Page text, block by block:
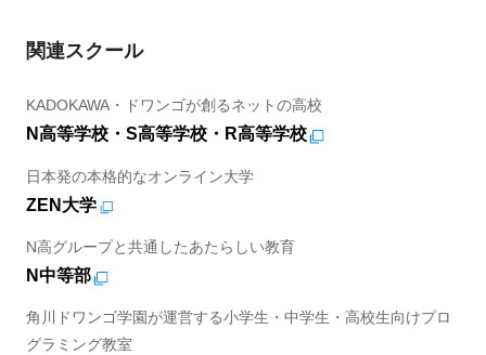
関連スクール
KADOKAWA・ドワンゴが創るネットの高校
N高等学校・S高等学校・R高等学校
日本発の本格的なオンライン大学
ZEN大学
N高グループと共通したあたらしい教育
N中等部
角川ドワンゴ学園が運営する小学生・中学生・高校生向けプロ
グラミング教室